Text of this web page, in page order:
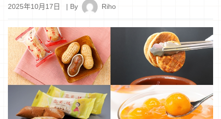
2025年10月17日 | By Riho